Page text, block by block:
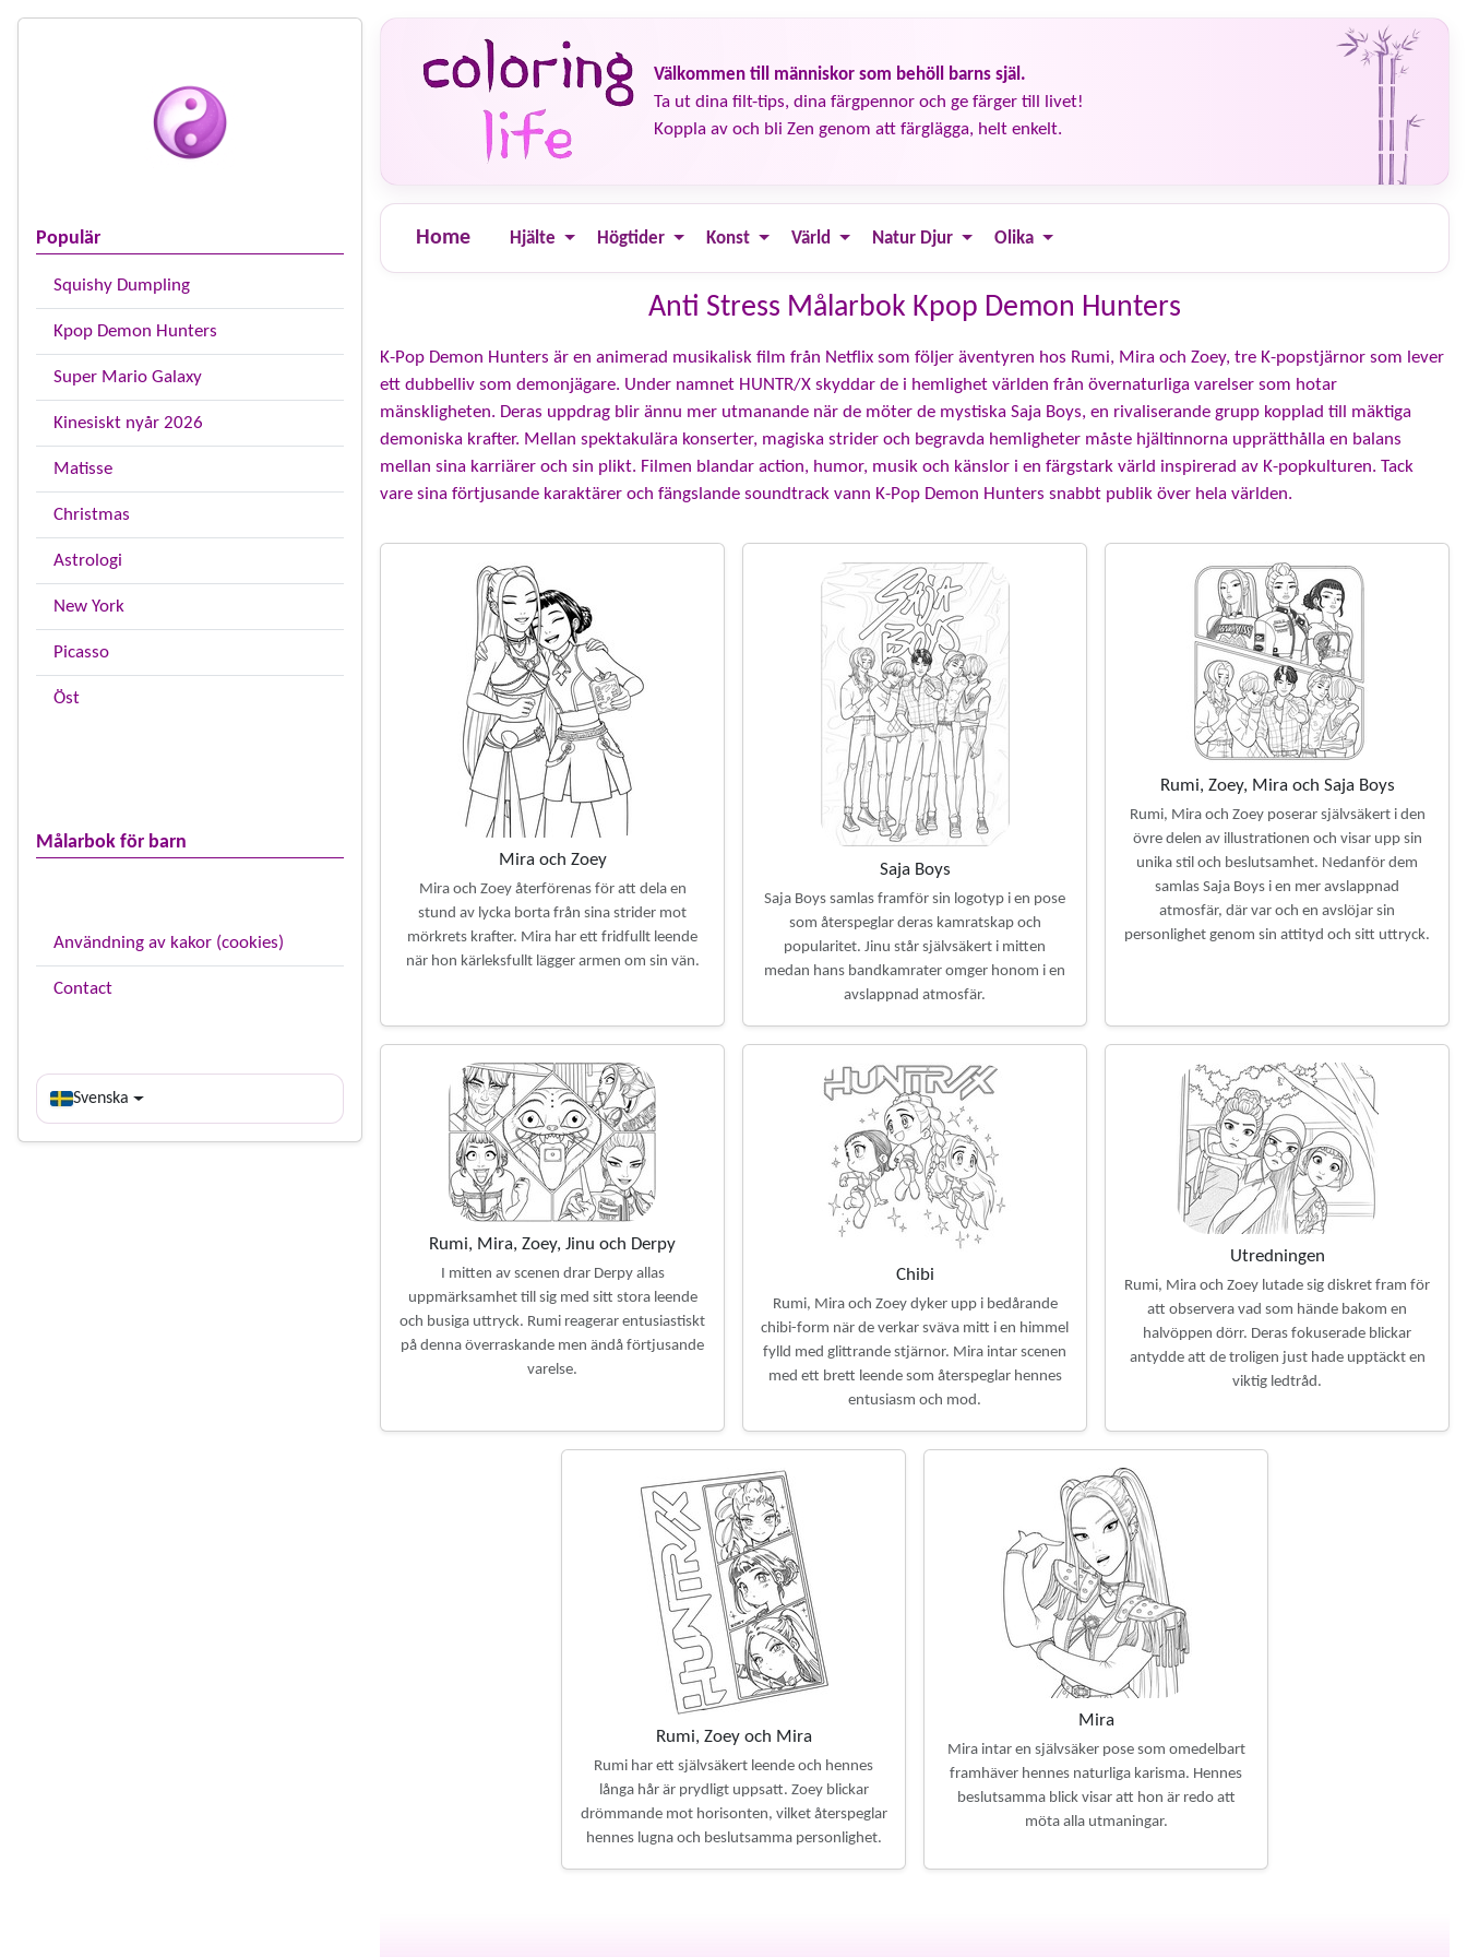
Populär
Squishy Dumpling
Kpop Demon Hunters
Super Mario Galaxy
Kinesiskt nyår 2026
Matisse
Christmas
Astrologi
New York
Picasso
Öst
Målarbok för barn
Användning av kakor (cookies)
Contact
Svenska
Välkommen till människor som behöll barns själ.
Ta ut dina filt-tips, dina färgpennor och ge färger till livet!
Koppla av och bli Zen genom att färglägga, helt enkelt.
Home Hjälte Högtider Konst Värld Natur Djur Olika
Anti Stress Målarbok Kpop Demon Hunters
K-Pop Demon Hunters är en animerad musikalisk film från Netflix som följer äventyren hos Rumi, Mira och Zoey, tre K-popstjärnor som lever
ett dubbelliv som demonjägare. Under namnet HUNTR/X skyddar de i hemlighet världen från övernaturliga varelser som hotar
mänskligheten. Deras uppdrag blir ännu mer utmanande när de möter de mystiska Saja Boys, en rivaliserande grupp kopplad till mäktiga
demoniska krafter. Mellan spektakulära konserter, magiska strider och begravda hemligheter måste hjältinnorna upprätthålla en balans
mellan sina karriärer och sin plikt. Filmen blandar action, humor, musik och känslor i en färgstark värld inspirerad av K-popkulturen. Tack
vare sina förtjusande karaktärer och fängslande soundtrack vann K-Pop Demon Hunters snabbt publik över hela världen.
Mira och Zoey
Mira och Zoey återförenas för att dela en
stund av lycka borta från sina strider mot
mörkrets krafter. Mira har ett fridfullt leende
när hon kärleksfullt lägger armen om sin vän.
Saja Boys
Saja Boys samlas framför sin logotyp i en pose
som återspeglar deras kamratskap och
popularitet. Jinu står självsäkert i mitten
medan hans bandkamrater omger honom i en
avslappnad atmosfär.
Rumi, Zoey, Mira och Saja Boys
Rumi, Mira och Zoey poserar självsäkert i den
övre delen av illustrationen och visar upp sin
unika stil och beslutsamhet. Nedanför dem
samlas Saja Boys i en mer avslappnad
atmosfär, där var och en avslöjar sin
personlighet genom sin attityd och sitt uttryck.
Rumi, Mira, Zoey, Jinu och Derpy
I mitten av scenen drar Derpy allas
uppmärksamhet till sig med sitt stora leende
och busiga uttryck. Rumi reagerar entusiastiskt
på denna överraskande men ändå förtjusande
varelse.
Chibi
Rumi, Mira och Zoey dyker upp i bedårande
chibi-form när de verkar sväva mitt i en himmel
fylld med glittrande stjärnor. Mira intar scenen
med ett brett leende som återspeglar hennes
entusiasm och mod.
Utredningen
Rumi, Mira och Zoey lutade sig diskret fram för
att observera vad som hände bakom en
halvöppen dörr. Deras fokuserade blickar
antydde att de troligen just hade upptäckt en
viktig ledtråd.
Rumi, Zoey och Mira
Rumi har ett självsäkert leende och hennes
långa hår är prydligt uppsatt. Zoey blickar
drömmande mot horisonten, vilket återspeglar
hennes lugna och beslutsamma personlighet.
Mira
Mira intar en självsäker pose som omedelbart
framhäver hennes naturliga karisma. Hennes
beslutsamma blick visar att hon är redo att
möta alla utmaningar.